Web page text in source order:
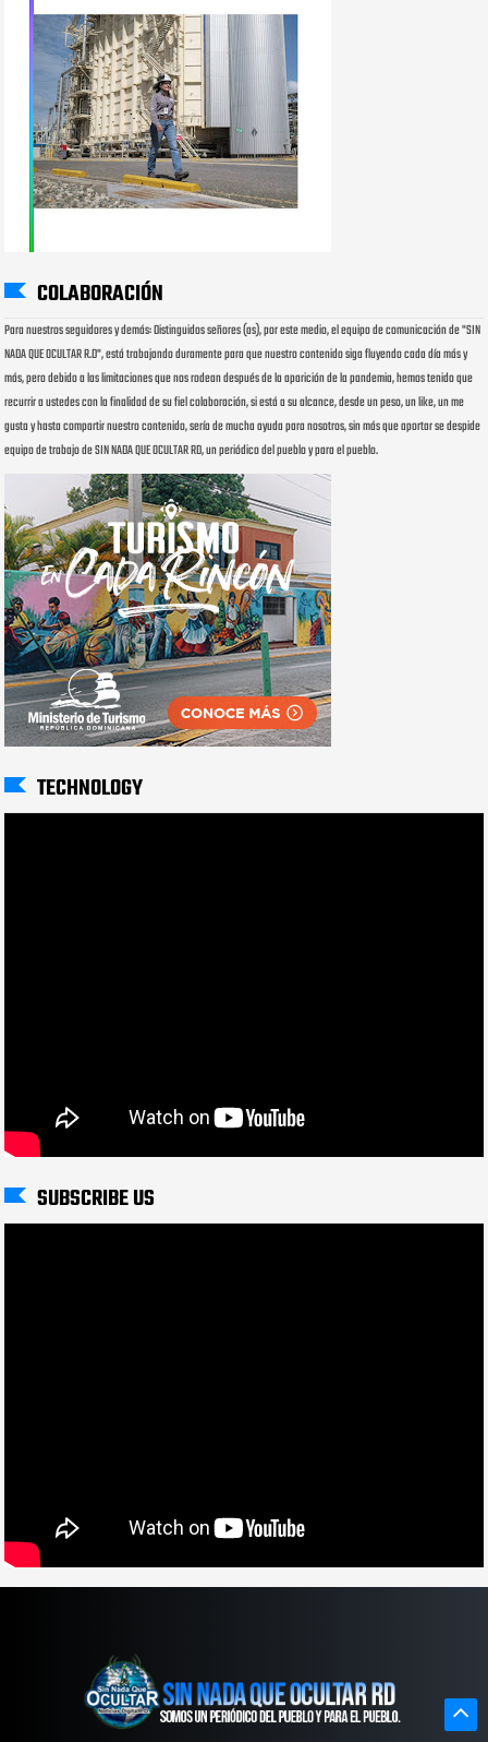
COLABORACIÓN
Para nuestros seguidores y demás: Distinguidos señores (as), por este medio, el equipo de comunicación de "SIN
NADA QUE OCULTAR R.D", está trabajando duramente para que nuestro contenido siga fluyendo cada día más y
más, pero debido a las limitaciones que nos rodean después de la aparición de la pandemia, hemos tenido que
recurrir a ustedes con la finalidad de su fiel colaboración, si está a su alcance, desde un peso, un like, un me
gusta y hasta compartir nuestro contenido, sería de mucha ayuda para nosotros, sin más que aportar se despide
equipo de trabajo de SIN NADA QUE OCULTAR RD, un periódico del pueblo y para el pueblo.
TECHNOLOGY
SUBSCRIBE US